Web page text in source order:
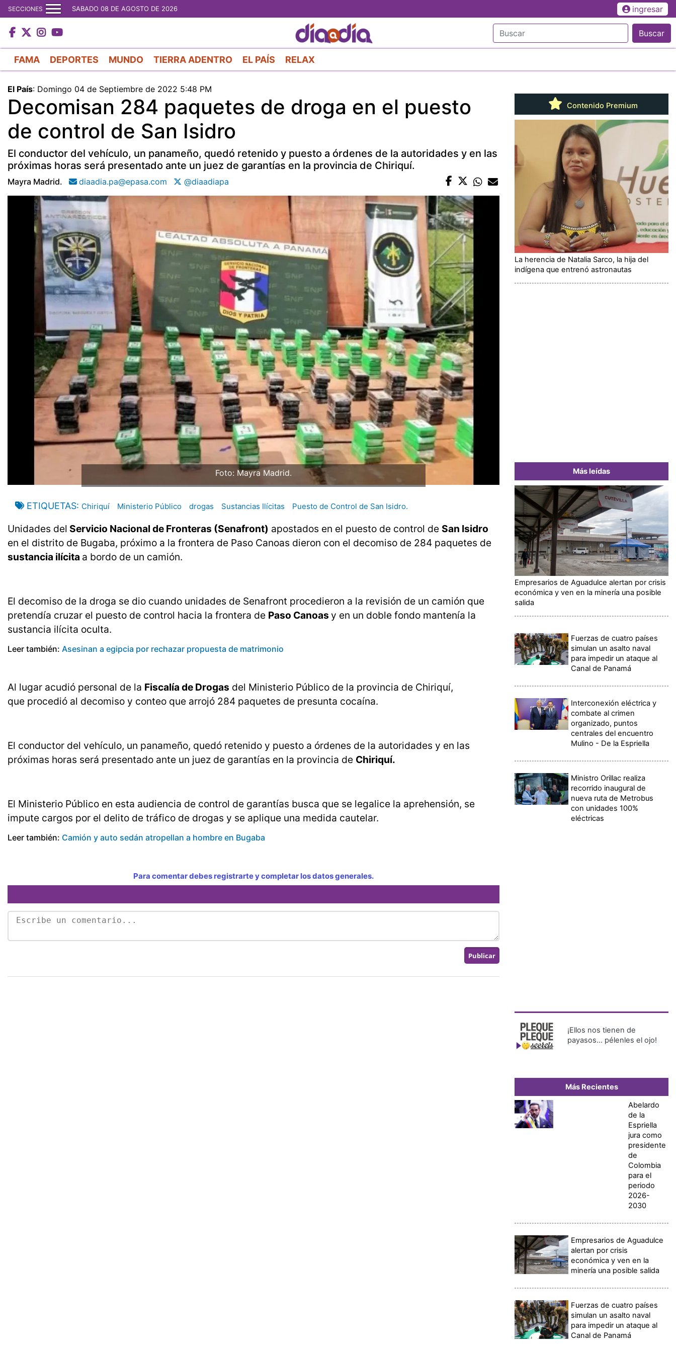
al
contenido
principal
SECCIONES SABADO 08 DE AGOSTO DE 2026 ingresar
Buscar
FAMA DEPORTES MUNDO TIERRA ADENTRO EL PAÍS RELAX
El País: Domingo 04 de Septiembre de 2022 5:48 PM
Decomisan 284 paquetes de droga en el puesto
de control de San Isidro
El conductor del vehículo, un panameño, quedó retenido y puesto a órdenes de la autoridades y en las
próximas horas será presentado ante un juez de garantías en la provincia de Chiriquí.
Mayra Madrid. diaadia.pa@epasa.com @diaadiapa
Foto: Mayra Madrid.
ETIQUETAS Chiriquí Ministerio Público drogas Sustancias Ilícitas Puesto de Control de San Isidro.
Unidades del Servicio Nacional de Fronteras (Senafront) apostados en el puesto de control de San Isidro
en el distrito de Bugaba, próximo a la frontera de Paso Canoas dieron con el decomiso de 284 paquetes de
sustancia ilícita a bordo de un camión.
El decomiso de la droga se dio cuando unidades de Senafront procedieron a la revisión de un camión que
pretendía cruzar el puesto de control hacia la frontera de Paso Canoas y en un doble fondo mantenía la
sustancia ilícita oculta.
Leer también: Asesinan a egipcia por rechazar propuesta de matrimonio
Al lugar acudió personal de la Fiscalía de Drogas del Ministerio Público de la provincia de Chiriquí,
que procedió al decomiso y conteo que arrojó 284 paquetes de presunta cocaína.
El conductor del vehículo, un panameño, quedó retenido y puesto a órdenes de la autoridades y en las
próximas horas será presentado ante un juez de garantías en la provincia de Chiriquí.
El Ministerio Público en esta audiencia de control de garantías busca que se legalice la aprehensión, se
impute cargos por el delito de tráfico de drogas y se aplique una medida cautelar.
Leer también: Camión y auto sedán atropellan a hombre en Bugaba
Para comentar debes registrarte y completar los datos generales.
Contenido Premium
La herencia de Natalia Sarco, la hija del
indígena que entrenó astronautas
Más leídas
Empresarios de Aguadulce alertan por crisis
económica y ven en la minería una posible
salida
Fuerzas de cuatro países
simulan un asalto naval
para impedir un ataque al
Canal de Panamá
Interconexión eléctrica y
combate al crimen
organizado, puntos
centrales del encuentro
Mulino - De la Espriella
Ministro Orillac realiza
recorrido inaugural de
nueva ruta de Metrobus
con unidades 100%
eléctricas
¡Ellos nos tienen de
payasos… pélenles el ojo!
Más Recientes
Abelardo
de la
Espriella
jura como
presidente
de
Colombia
para el
periodo
2026-
2030
Empresarios de Aguadulce
alertan por crisis
económica y ven en la
minería una posible salida
Fuerzas de cuatro países
simulan un asalto naval
para impedir un ataque al
Canal de Panamá